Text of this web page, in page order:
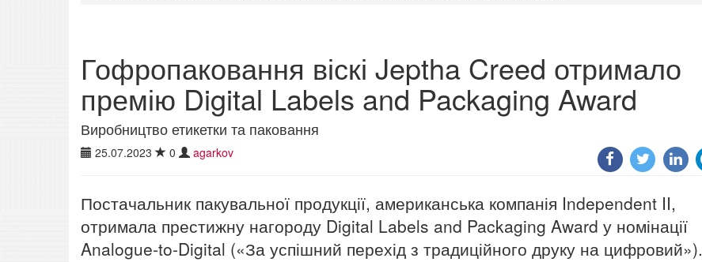
Гофропаковання віскі Jeptha Creed отримало
премію Digital Labels and Packaging Award
Виробництво етикетки та паковання
25.07.2023 0 agarkov
Постачальник пакувальної продукції, американська компанія Independent II,
отримала престижну нагороду Digital Labels and Packaging Award у номінації
Analogue-to-Digital («За успішний перехід з традиційного друку на цифровий»).